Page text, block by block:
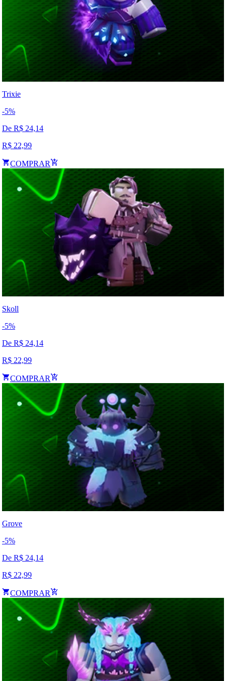
Trixie
-5%
De R$ 24,14
R$ 22,99
COMPRAR
Skoll
-5%
De R$ 24,14
R$ 22,99
COMPRAR
Grove
-5%
De R$ 24,14
R$ 22,99
COMPRAR